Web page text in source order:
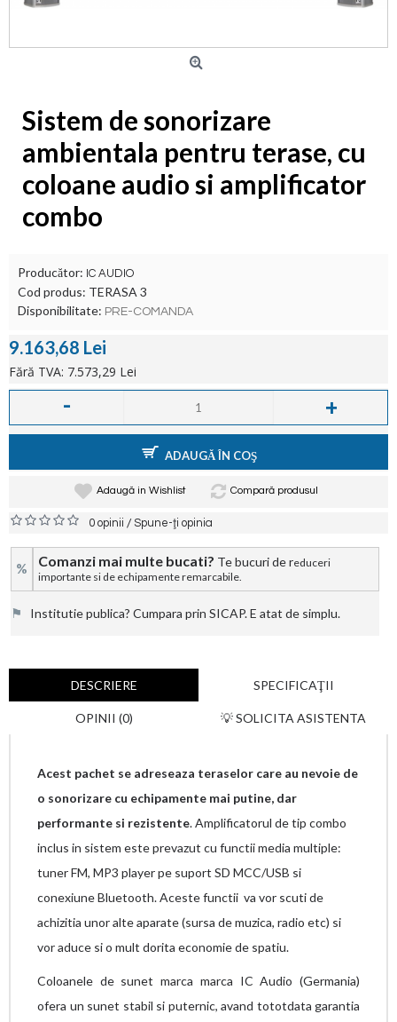
Sistem de sonorizare
ambientala pentru terase, cu
coloane audio si amplificator
combo
Producător: IC AUDIO
Cod produs: TERASA 3
Disponibilitate: PRE-COMANDA
9.163,68 Lei
Fără TVA: 7.573,29 Lei
- +
ADAUGĂ ÎN COŞ
Adaugă in Wishlist Compară produsul
0 opinii /Spune-ţi opinia
% Comanzi mai multe bucati? Te bucuri de reduceri
importante si de echipamente remarcabile.
⚑ Institutie publica? Cumpara prin SICAP. E atat de simplu.
DESCRIERE SPECIFICAŢII
OPINII (0) 💡 SOLICITA ASISTENTA
Acest pachet se adreseaza teraselor care au nevoie de
o sonorizare cu echipamente mai putine, dar
performante si rezistente. Amplificatorul de tip combo
inclus in sistem este prevazut cu functii media multiple:
tuner FM, MP3 player pe suport SD MCC/USB si
conexiune Bluetooth. Aceste functii va vor scuti de
achizitia unor alte aparate (sursa de muzica, radio etc) si
vor aduce si o mult dorita economie de spatiu.
Coloanele de sunet marca marca IC Audio (Germania)
ofera un sunet stabil si puternic, avand tototdata garantia